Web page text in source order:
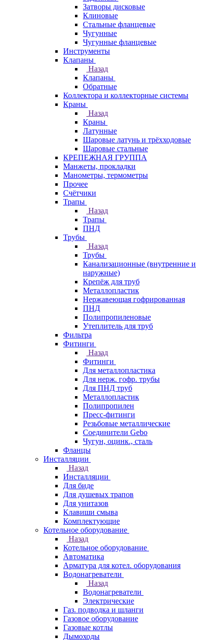
Затворы дисковые
Клиновые
Стальные фланцевые
Чугунные
Чугунные фланцевые
Инструменты
Клапаны
Назад
Клапаны
Обратные
Коллектора и коллекторные системы
Краны
Назад
Краны
Латунные
Шаровые латунь и трёхходовые
Шаровые стальные
КРЕПЕЖНАЯ ГРУППА
Манжеты, прокладки
Манометры, термометры
Прочее
Счётчики
Трапы
Назад
Трапы
ПНД
Трубы
Назад
Трубы
Канализационные (внутренние и
наружные)
Крепёж для труб
Металлопластик
Нержавеющая гофрированная
ПНД
Полипропиленовые
Утеплитель для труб
Фильтра
Фитинги
Назад
Фитинги
Для металлопластика
Для нерж. гофр. трубы
Для ПНД труб
Металлопластик
Полипропилен
Пресс-фитинги
Резьбовые металлические
Соединители Gebo
Чугун, оцинк., сталь
Фланцы
Инсталляции
Назад
Инсталляции
Для биде
Для душевых трапов
Для унитазов
Клавиши смыва
Комплектующие
Котельное оборудование
Назад
Котельное оборудование
Автоматика
Арматура для котел. оборудования
Водонагреватели
Назад
Водонагреватели
Электрические
Газ. подводка и шланги
Газовое оборудование
Газовые котлы
Дымоходы